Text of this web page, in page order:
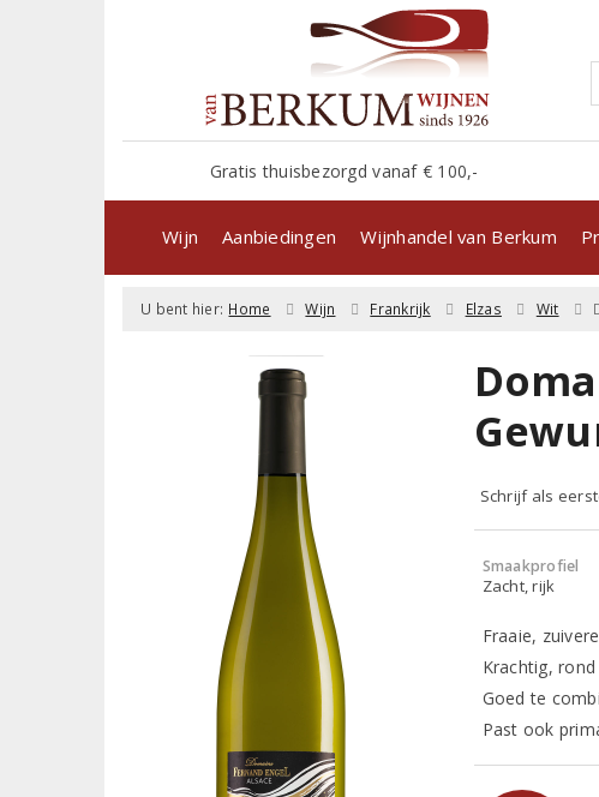
Gratis thuisbezorgd vanaf € 100,-
Wijn Aanbiedingen Wijnhandel van Berkum
U bent hier: Home Wijn Frankrijk Elzas Wit
Schrijf als
Smaakprofiel
Zacht, rijk
Fraaie,
Krachtig,
Goed te
Past ook